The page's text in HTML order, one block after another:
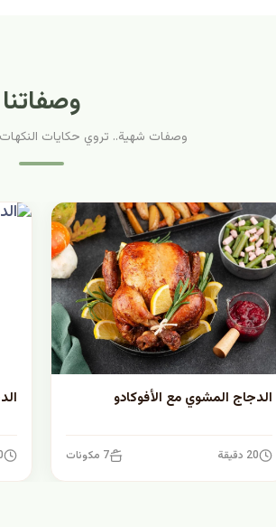
وصفاتنا
وصفات شهية.. تروي حكايات
الدجاج المشوي مع الأفوكادو
20 دقيقة 7 مكونات